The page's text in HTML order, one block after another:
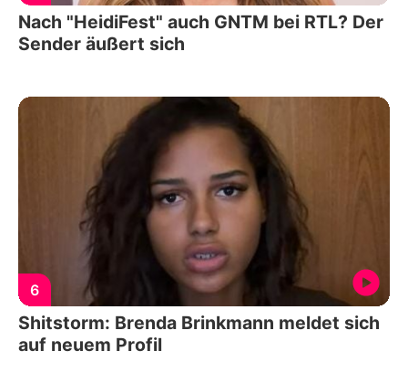
Nach "HeidiFest" auch GNTM bei RTL? Der
Sender äußert sich
6
Shitstorm: Brenda Brinkmann meldet sich
auf neuem Profil